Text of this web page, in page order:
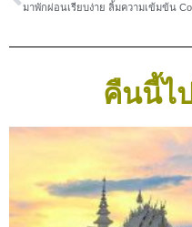
คืนนี้ไ